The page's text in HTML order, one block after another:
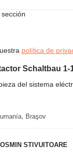
política de
Schaltbau 1-
del sistema
Braşov
STIVUITOARE